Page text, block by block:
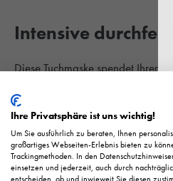
Intensive
Diese Tuchmaske spendet Ihrer
Mit der Triple Action
Ihre Haut aufgepolsterter aus.
durchfeuchtet. Durch die
Strahlkraft und eine belebende
Ihre Privatsphäre ist uns wichtig!
Um Sie ausführlich zu beraten, Ihnen
großartiges Webseiten-Erlebnis bieten zu
Trackingmethoden. In den
einsetzen und jederzeit, auch durch